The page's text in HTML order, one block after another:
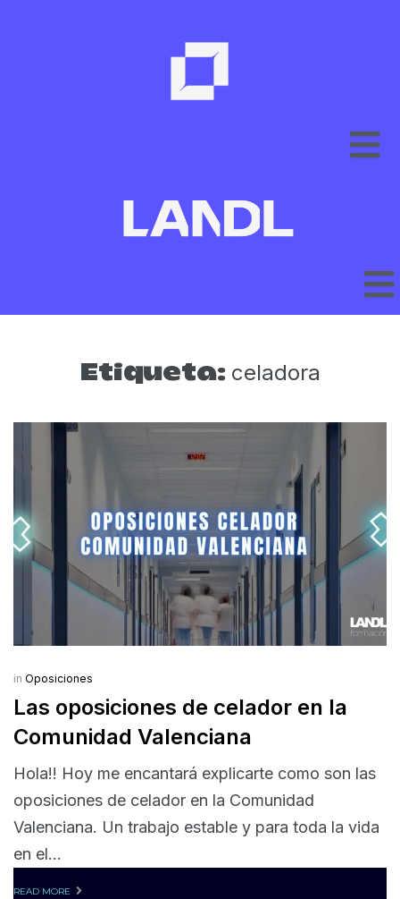
Etiqueta: celadora
in Oposiciones
Las oposiciones de celador en la
Comunidad Valenciana
Hola!! Hoy me encantará explicarte como son las
oposiciones de celador en la Comunidad
Valenciana. Un trabajo estable y para toda la vida
en el...
READ MORE